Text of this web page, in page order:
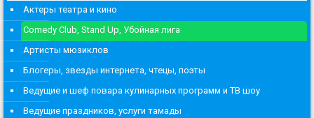
Актеры театра и кино
Comedy Club, Stand Up, Убойная лига
Артисты мюзиклов
Блогеры, звезды интернета, чтецы, поэты
Ведущие и шеф повара кулинарных программ и ТВ шоу
Ведущие праздников, услуги тамады